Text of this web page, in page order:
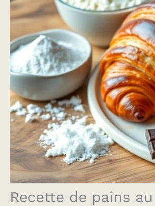
Recette de pains